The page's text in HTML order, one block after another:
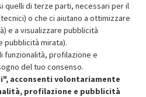
quelli di terze parti, necessari per il
o che ci aiutano a ottimizzare
e a visualizzare pubblicità
pubblicità mirata).
funzionalità, profilazione e
del tuo consenso.
acconsenti volontariamente
profilazione e pubblicità